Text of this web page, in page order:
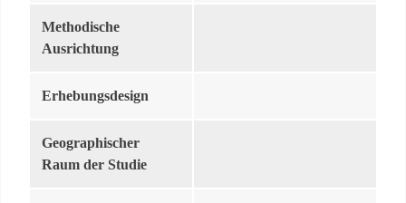
Methodische
Ausrichtung
Erhebungsdesign
Geographischer
Raum der Studie